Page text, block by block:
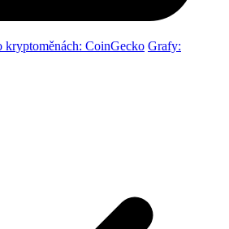
kryptoměnách: CoinGecko Grafy: